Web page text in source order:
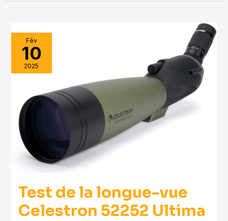
Fév
10
2025
Test de la longue-vue
Celestron 52252 Ultima